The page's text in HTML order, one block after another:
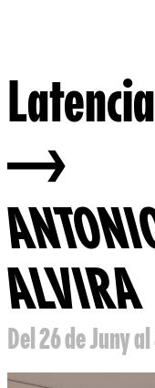
ALVIRA
Del 26 de Juny